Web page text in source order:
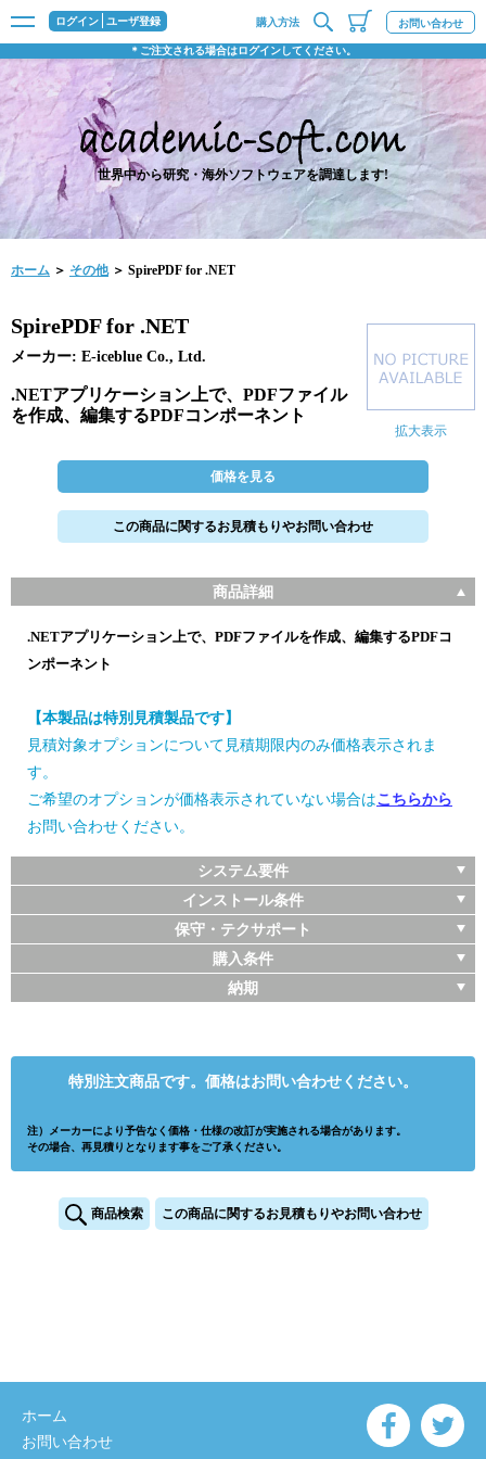
ログイン ユーザ登録
＊ご注文される場合はログインしてください。
購入方法 お問い合わせ
世界中から研究・海外ソフトウェアを調達します!
ホーム ＞ その他＞ SpirePDF for .NET
拡大表示
SpirePDF for .NET
メーカー: E-iceblue Co., Ltd.
.NETアプリケーション上で、PDFファイル
を作成、編集するPDFコンポーネント
価格を見る
この商品に関するお見積もりやお問い合わせ
商品詳細
.NETアプリケーション上で、PDFファイルを作成、編集するPDFコ
ンポーネント
【本製品は特別見積製品です】
見積対象オプションについて見積期限内のみ価格表示されま
す。
ご希望のオプションが価格表示されていない場合はこちらから
お問い合わせください。
システム要件
インストール条件
保守・テクサポート
購入条件
納期
特別注文商品です。価格はお問い合わせください。
注）メーカーにより予告なく価格・仕様の改訂が実施される場合があります。
その場合、再見積りとなります事をご了承ください。
商品検索 この商品に関するお見積もりやお問い合わせ
ホーム
お問い合わせ